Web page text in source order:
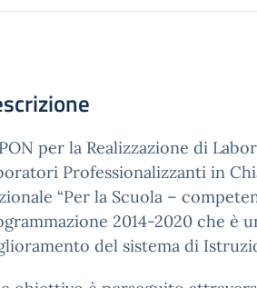
per la Realizzazione di
Professionalizzanti in
“Per la Scuola –
2014-2020 che è
del sistema di